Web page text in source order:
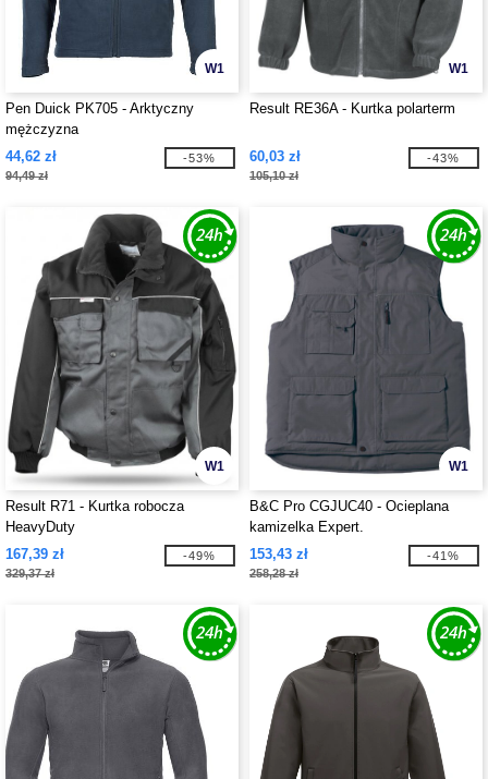
W1
Pen Duick PK705 - Arktyczny
mężczyzna
44,62 zł
94,49 zł
-53%
W1
Result RE36A - Kurtka polarterm
60,03 zł
105,10 zł
-43%
W1
Result R71 - Kurtka robocza
HeavyDuty
167,39 zł
329,37 zł
-49%
W1
B&C Pro CGJUC40 - Ocieplana
kamizelka Expert.
153,43 zł
258,28 zł
-41%